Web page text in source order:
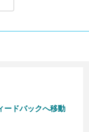
ードバックへ移動